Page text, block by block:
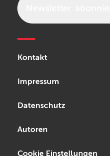
Kontakt
Impressum
Datenschutz
Autoren
Cookie Einstellungen